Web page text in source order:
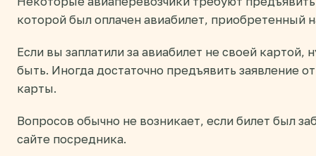
которой был оплачен авиабилет, приобретенный
Если вы заплатили за авиабилет не своей картой,
быть. Иногда достаточно предъявить заявление
карты.
Вопросов обычно не возникает, если билет был
сайте посредника.